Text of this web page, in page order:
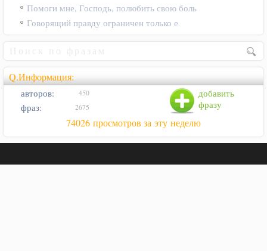
Помоги мне, Господь, полюбить свою боль
Говорящий правду ограничен только е
Q.Информация:
добавить
фразу
авторов: 450
фраз: 2675
74026 просмотров за эту неделю